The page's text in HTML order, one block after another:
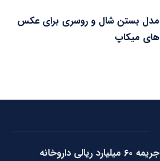
مدل بستن شال و روسری برای عکس
های میکاپ
جریمه ۶۰ میلیارد ریالی داروخانه